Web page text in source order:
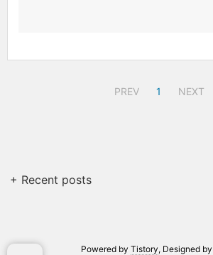
PREV 1 NEXT
+ Recent posts
Powered by Tistory, Designed by